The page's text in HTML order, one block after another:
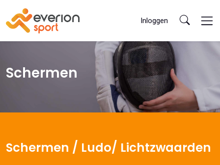
Inloggen
Schermen
Schermen / Ludo/ Lichtzwaarden